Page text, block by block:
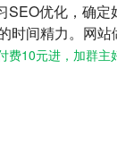
优化，确
间精力。网
10元进，加群